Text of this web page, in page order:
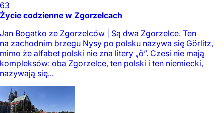
63
Życie codzienne w Zgorzelcach
Jan Bogatko ze Zgorzelców | Są dwa Zgorzelce. Ten
na zachodnim brzegu Nysy po polsku nazywa się Görlitz,
mimo że alfabet polski nie zna litery „ö”. Czesi nie mają
kompleksów: oba Zgorzelce, ten polski i ten niemiecki,
nazywają się...